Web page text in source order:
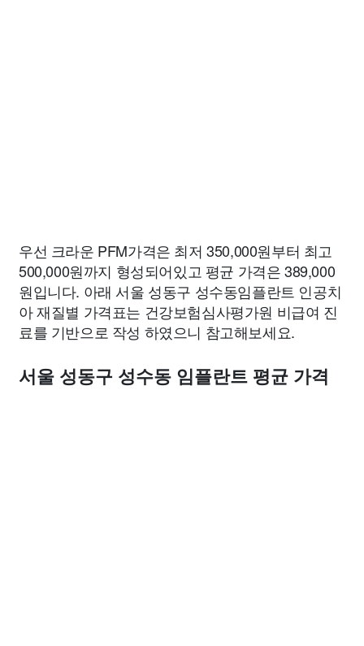
우선 크라운 PFM가격은 최저 350,000원부터 최고
500,000원까지 형성되어있고 평균 가격은 389,000
원입니다. 아래 서울 성동구 성수동임플란트 인공치
아 재질별 가격표는 건강보험심사평가원 비급여 진
료를 기반으로 작성 하였으니 참고해보세요.
서울 성동구 성수동 임플란트 평균 가격